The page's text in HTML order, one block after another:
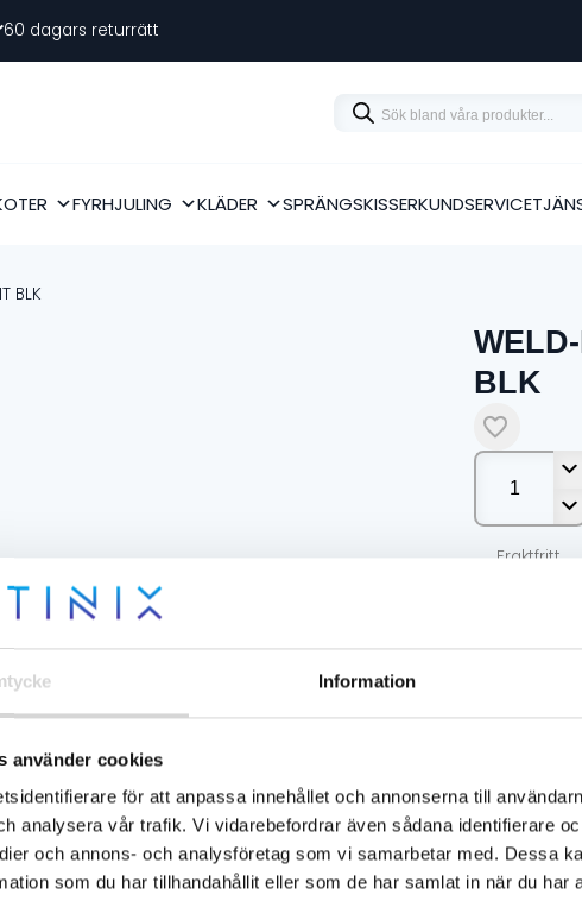
Information
använder cookies
för att anpassa innehållet och annonserna till
analysera vår trafik. Vi vidarebefordrar även sådana identifierare
och annons- och analysföretag som vi samarbetar med. Dessa
som du har tillhandahållit eller som de har samlat in när du har
60 dagars returrätt
Products
search
FYRHJULING KLÄDER SPRÄNGSKISSERKUNDSERVICE
BLK
BLK
WELD-
BUMPER
BLK
mängd
Fraktfritt
Lägsta